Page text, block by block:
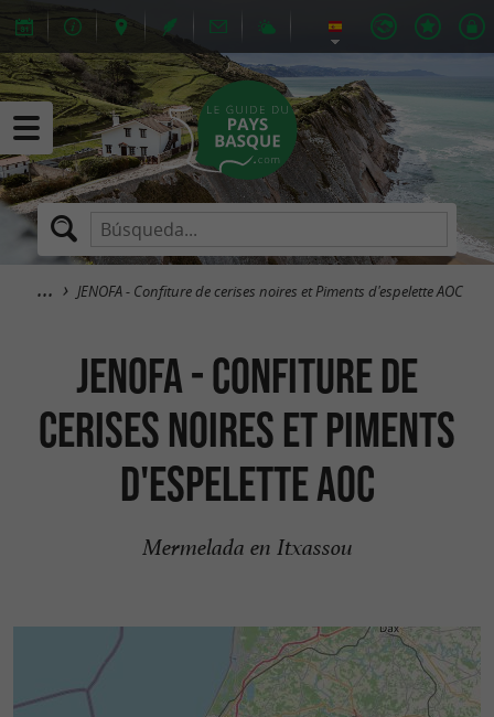
JENOFA - Confiture de cerises noires et Piments d'espelette AOC
JENOFA - Confiture de
cerises noires et Piments
d'espelette AOC
Mermelada en Itxassou